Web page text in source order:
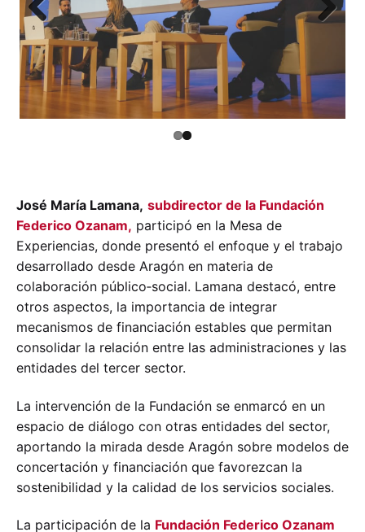
Previ
ous
José María Lamana, subdirector de la Fundación
Federico Ozanam, participó en la Mesa de
Experiencias, donde presentó el enfoque y el trabajo
desarrollado desde Aragón en materia de
colaboración público‑social. Lamana destacó, entre
otros aspectos, la importancia de integrar
mecanismos de financiación estables que permitan
consolidar la relación entre las administraciones y las
entidades del tercer sector.
La intervención de la Fundación se enmarcó en un
espacio de diálogo con otras entidades del sector,
aportando la mirada desde Aragón sobre modelos de
concertación y financiación que favorezcan la
sostenibilidad y la calidad de los servicios sociales.
La participación de la Fundación Federico Ozanam